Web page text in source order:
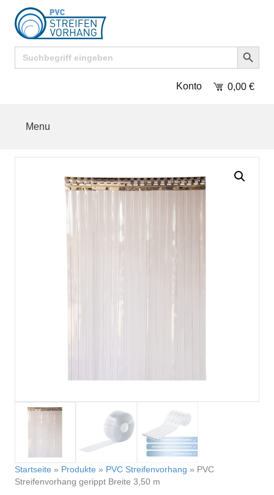
Search
for:
Search Button
Konto 0,00 €
Menu
Startseite » Produkte » PVC Streifenvorhang » PVC
Streifenvorhang gerippt Breite 3,50 m